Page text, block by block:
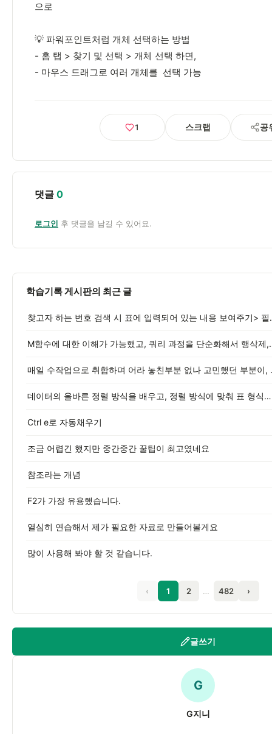
으로
💡 파워포인트처럼 개체 선택하는 방법
- 홈 탭 > 찾기 및 선택 > 개체 선택 하면,
- 마우스 드래그로 여러 개체를 선택 가능
1 스크랩 공
댓글 0
로그인 후 댓글을 남길 수 있어요.
학습기록 게시판의 최근 글
찾고자 하는
M함수에 대한
매일 수작
데이터의 올바른 정렬 방식을 배우고, 정렬 방식에 맞춰 표 형식으로 변환
Ctrl e로 자동채우기
조금 어렵긴 했지만 중간중간 꿀팁이 최고였네요
참조라는 개념
F2가 가장 유용했습니다.
열심히 연습해서 제가 필요한 자료로 만들어볼게요
많이 사용해 봐야 할 것 같습니다.
‹ 1 2 … 482 ›
글쓰기
G
G지니